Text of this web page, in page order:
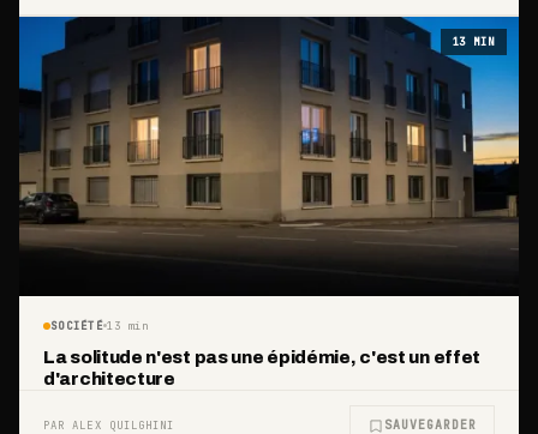
13 MIN
SOCIÉTÉ 13 min
La solitude n'est pas une épidémie, c'est un effet
d'architecture
PAR ALEX QUILGHINI SAUVEGARDER